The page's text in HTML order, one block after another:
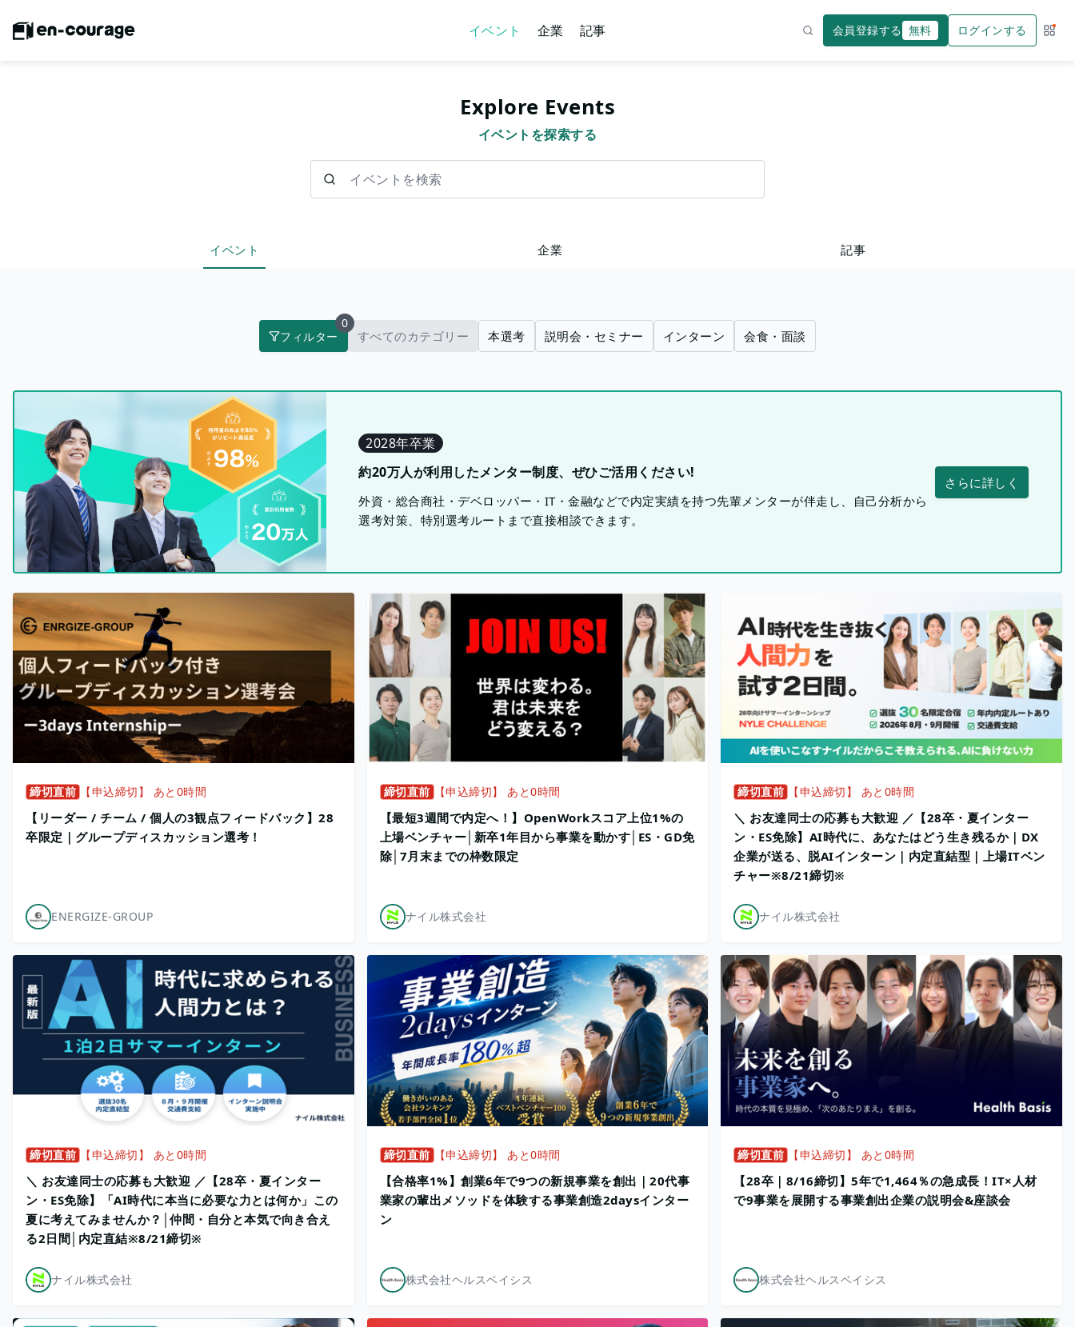
イベント 企業 記事 会員登録する 無料 ログインする サー
Explore Events
イベントを探索する
イベント 企業 記事
フィルター
0
すべてのカテゴリー 本選考 説明会・セミナー インターン 会食・面談
2028年卒業
約20万人が利用したメンター制度、ぜひご活用ください!
外資・総合商社・デベロッパー・IT・金融などで内定実績を持つ先輩メンターが伴走し、自己分析から
選考対策、特別選考ルートまで直接相談できます。
さらに詳しく
締切直前 【申込締切】 あと0時間
【リーダー / チーム / 個人の3観点フィードバック】28
卒限定｜グループディスカッション選考！
ENERGIZE-GROUP
締切直前 【申込締切】 あと0時間
【最短3週間で内定へ！】OpenWorkスコア上位1%の
上場ベンチャー│新卒1年目から事業を動かす│ES・GD免
除│7月末までの枠数限定
ナイル株式会社
締切直前 【申込締切】 あと0時間
＼ お友達同士の応募も大歓迎 ／【28卒・夏インター
ン・ES免除】AI時代に、あなたはどう生き残るか｜DX
企業が送る、脱AIインターン｜内定直結型｜上場ITベン
チャー※8/21締切※
ナイル株式会社
締切直前 【申込締切】 あと0時間
＼ お友達同士の応募も大歓迎 ／【28卒・夏インター
ン・ES免除】「AI時代に本当に必要な力とは何か」この
夏に考えてみませんか？│仲間・自分と本気で向き合え
る2日間│内定直結※8/21締切※
ナイル株式会社
締切直前 【申込締切】 あと0時間
【合格率1%】創業6年で9つの新規事業を創出｜20代事
業家の輩出メソッドを体験する事業創造2daysインター
ン
株式会社ヘルスベイシス
締切直前 【申込締切】 あと0時間
【28卒｜8/16締切】5年で1,464％の急成長！IT×人材
で9事業を展開する事業創出企業の説明会&座談会
株式会社ヘルスベイシス